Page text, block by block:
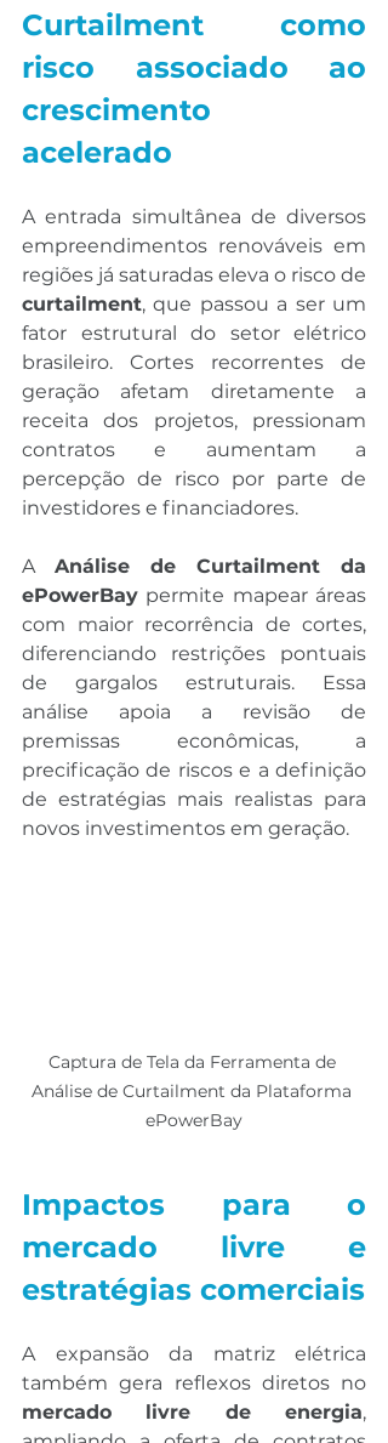
Curtailment como
risco associado ao
crescimento
acelerado
A entrada simultânea de diversos
empreendimentos renováveis em
curtailment, que passou a ser um
fator estrutural do setor elétrico
brasileiro. Cortes recorrentes de
geração afetam diretamente a
receita dos projetos, pressionam
contratos e aumentam a
percepção de risco por parte de
investidores e financiadores.
A Análise de Curtailment da
ePowerBay permite mapear áreas
com maior recorrência de cortes,
diferenciando restrições pontuais
de gargalos estruturais. Essa
análise apoia a revisão de
premissas econômicas, a
precificação de riscos e a definição
de estratégias mais realistas para
novos investimentos em geração.
Captura de Tela da Ferramenta de
Análise de Curtailment da Plataforma
ePowerBay
Impactos para o
mercado livre e
estratégias comerciais
A expansão da matriz elétrica
mercado livre de energia,